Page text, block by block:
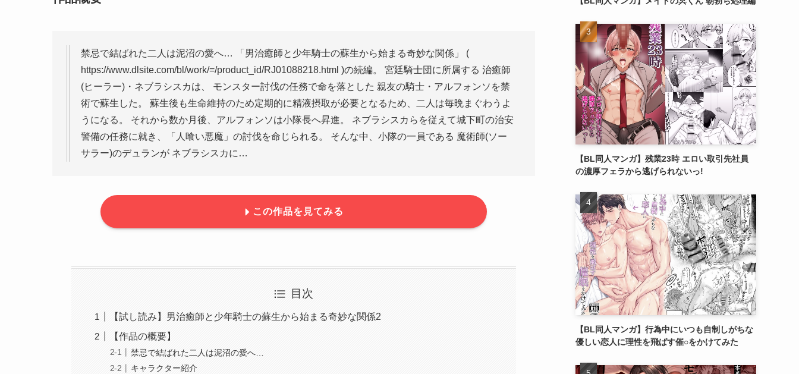
禁忌で結ばれた二人は泥沼の愛へ… 「男治癒師と少年騎士の蘇生から始まる奇妙な関係」 (
https://www.dlsite.com/bl/work/=/product_id/RJ01088218.html )の続編。 宮廷騎士団に所属する 治癒師
(ヒーラー)・ネブラシスカは、 モンスター討伐の任務で命を落とした 親友の騎士・アルフォンソを禁
術で蘇生した。 蘇生後も生命維持のため定期的に精液摂取が必要となるため、二人は毎晩まぐわうよ
うになる。 それから数か月後、アルフォンソは小隊長へ昇進。 ネブラシスカらを従えて城下町の治安
警備の任務に就き、「人喰い悪魔」の討伐を命じられる。 そんな中、小隊の一員である 魔術師(ソー
サラー)のデュランが ネブラシスカに…
この作品を見てみる
目次
【試し読み】男治癒師と少年騎士の蘇生から始まる奇妙な関係2
【作品の概要】
禁忌で結ばれた二人は泥沼の愛へ…
キャラクター紹介
【BL同人マンガ】残業23時 エロい取引先社員
の濃厚フェラから逃げられないっ!
【BL同人マンガ】行為中にいつも自制しがちな
優しい恋人に理性を飛ばす催○をかけてみた